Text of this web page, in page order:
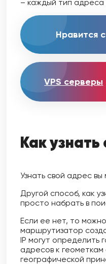
– каждый тип
Нравится
VPS серверы
Как
Узнать свой адрес
Другой способ, как
просто набрать в
Если ее нет, то
маршрутизатор
IP могут определить
адресов к
географической